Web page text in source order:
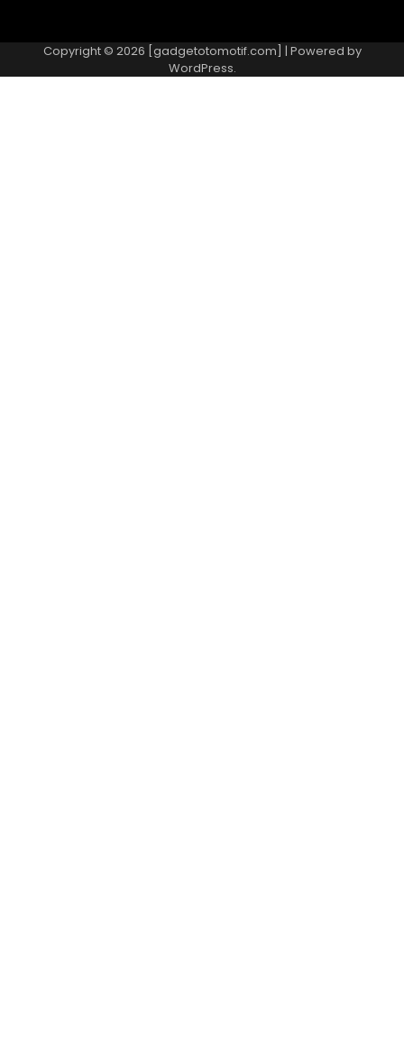
Copyright © 2026 [gadgetotomotif.com] | Powered by
WordPress.